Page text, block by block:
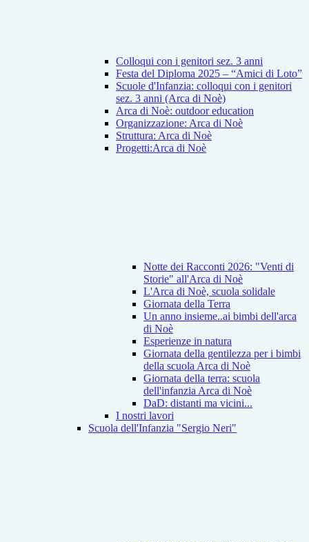
Colloqui con i genitori sez. 3 anni
Festa del Diploma 2025 – “Amici di Loto”
Scuole d'Infanzia: colloqui con i genitori
sez. 3 anni (Arca di Noè)
Arca di Noè: outdoor education
Organizzazione: Arca di Noè
Struttura: Arca di Noè
Progetti:Arca di Noè
Notte dei Racconti 2026: "Venti di
Storie" all'Arca di Noè
L'Arca di Noè, scuola solidale
Giornata della Terra
Un anno insieme..ai bimbi dell'arca
di Noè
Esperienze in natura
Giornata della gentilezza per i bimbi
della scuola Arca di Noè
Giornata della terra: scuola
dell'infanzia Arca di Noè
DaD: distanti ma vicini...
I nostri lavori
Scuola dell'Infanzia "Sergio Neri"